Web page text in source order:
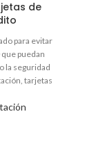
de
para evitar
puedan
la seguridad
tarjetas